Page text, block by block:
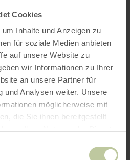
Cookies
Inhalte und Anzeigen zu
für soziale Medien anbieten
auf unsere Website zu
wir Informationen zu Ihrer
an unsere Partner für
und Analysen weiter. Unsere
möglicherweise mit
die Sie ihnen bereitgestellt